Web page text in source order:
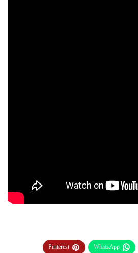
WhatsApp
Pinterest